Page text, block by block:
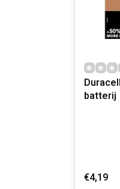
batterij
€4,19